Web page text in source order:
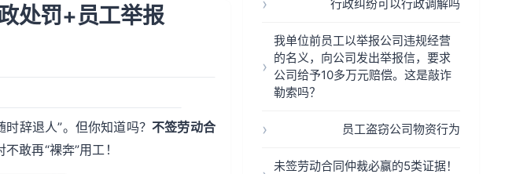
处罚+员工举报
辞退人”。但你知道吗？ 不签劳动合
敢再“裸奔”用工！
行政纠纷可以行政调解吗
我单位前员工以举报公司违规经营
的名义，向公司发出举报信，要求
公司给予10多万元赔偿。这是敲诈
勒索吗？
员工盗窃公司物资行为
未签劳动合同仲裁必赢的5类证据！